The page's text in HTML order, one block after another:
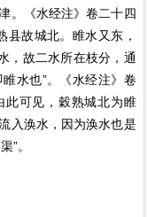
。《水经注》卷二十四
县故城北。睢水又东，
，故二水所在枝分，通
水也”。《水经注》卷
此可见，穀熟城北为睢
入涣水，因为涣水也是
”。